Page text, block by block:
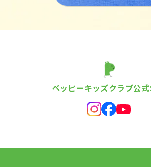
ペッピーキッズクラブ公式